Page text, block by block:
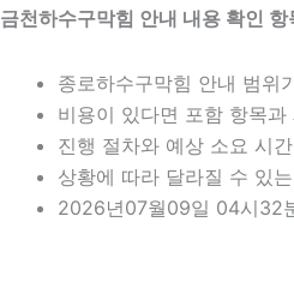
금천하수구막힘 안내 내용 확인
종로하수구막힘 안내 범위
비용이 있다면 포함 항목과
진행 절차와 예상 소요 시
상황에 따라 달라질 수 있
2026년07월09일 04시32